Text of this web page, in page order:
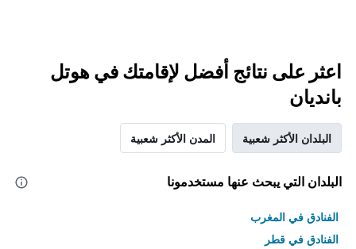
اعثر على نتائج أفضل لإقامتك في هوتل
بانديان
البلدان الأكثر شعبية المدن الأكثر شعبية
البلدان التي يبحث عنها مستخدمونا
الفنادق في المغرب
الفنادق في قطر